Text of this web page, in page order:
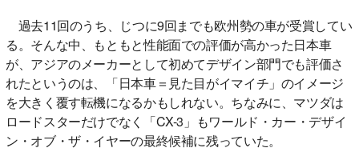
過去11回のうち、じつに9回までも欧州勢の車が受賞してい
る。そんな中、もともと性能面での評価が高かった日本車
が、アジアのメーカーとして初めてデザイン部門でも評価さ
れたというのは、「日本車＝見た目がイマイチ」のイメージ
を大きく覆す転機になるかもしれない。ちなみに、マツダは
ロードスターだけでなく「CX-3」もワールド・カー・デザイ
ン・オブ・ザ・イヤーの最終候補に残っていた。